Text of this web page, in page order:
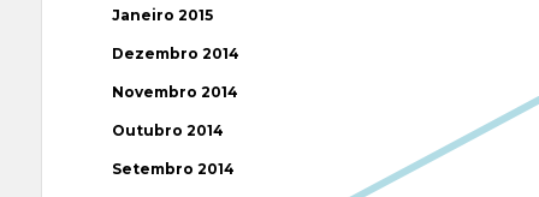
Janeiro 2015
Dezembro 2014
Novembro 2014
Outubro 2014
Setembro 2014